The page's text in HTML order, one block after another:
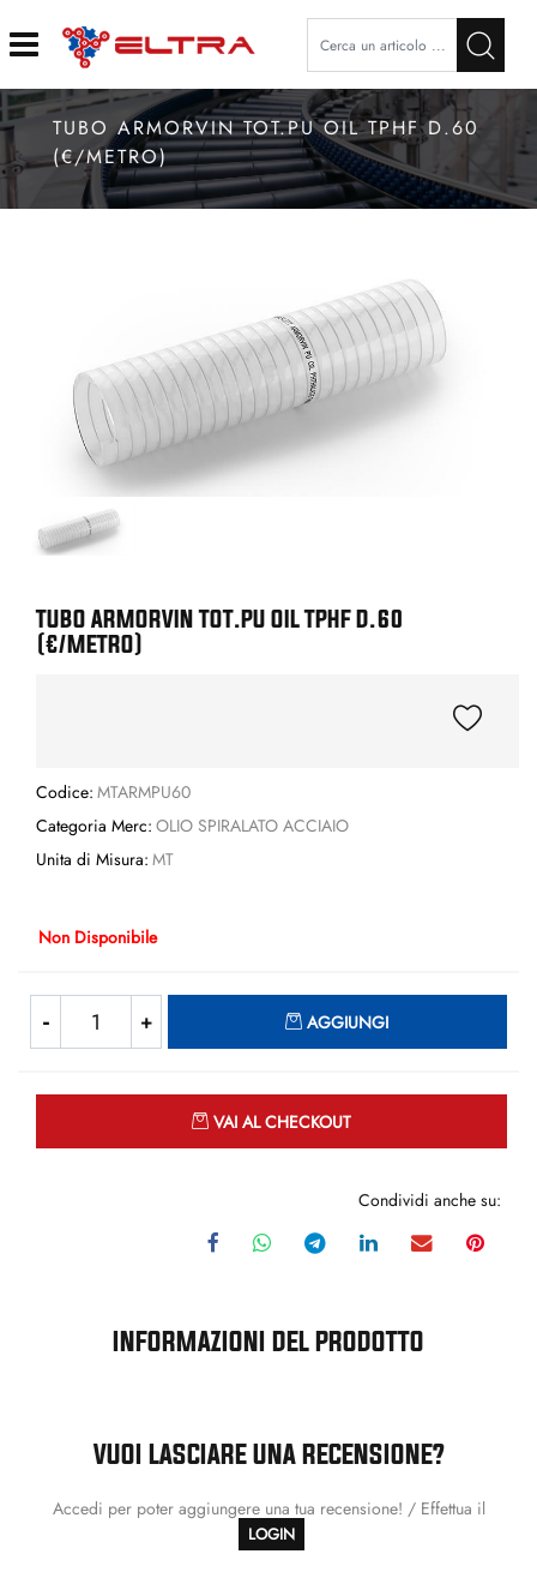
Open
TUBO ARMORVIN TOT.PU OIL TPHF D.60
(€/METRO)
TUBO ARMORVIN TOT.PU OIL TPHF D.60
(€/METRO)
Codice: MTARMPU60
Categoria Merc: OLIO SPIRALATO ACCIAIO
Unita di Misura: MT
Non Disponibile
AGGIUNGI
VAI AL CHECKOUT
Condividi anche su:
INFORMAZIONI DEL PRODOTTO
VUOI LASCIARE UNA RECENSIONE?
Accedi per poter aggiungere una tua recensione! / Effettua il
LOGIN